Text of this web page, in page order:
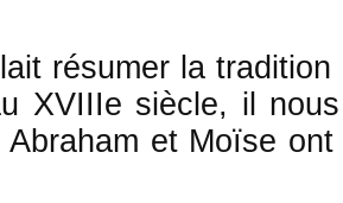
résumer la
XVIIIe siècle, il
Abraham et Moïse